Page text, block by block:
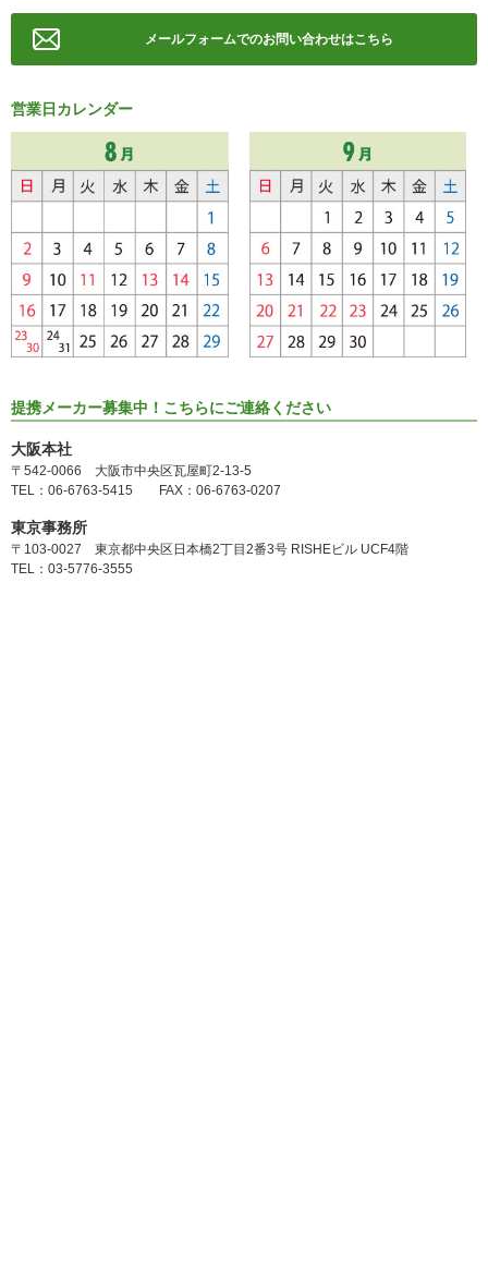
メールフォームでのお問い合わせはこちら
営業日カレンダー
提携メーカー募集中！こちらにご連絡ください
大阪本社
〒542-0066 大阪市中央区瓦屋町2-13-5
TEL：06-6763-5415 FAX：06-6763-0207
東京事務所
〒103-0027 東京都中央区日本橋2丁目2番3号 RISHEビル UCF4階
TEL：03-5776-3555